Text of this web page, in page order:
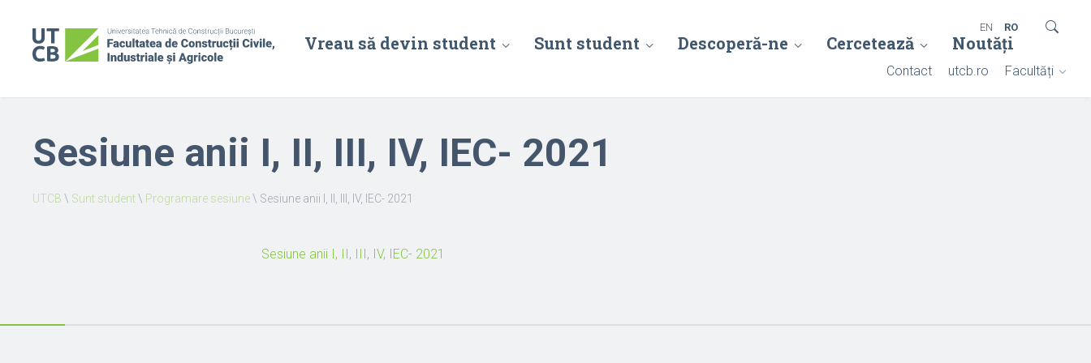
Vreau să devin student Sunt student Descoperă-ne Cercetează Noutăți
Contact utcb.ro Facultăți
EN RO
Sesiune anii I, II, III, IV, IEC- 2021
UTCB \ Sunt student\ Programare sesiune\ Sesiune anii I, II, III, IV, IEC- 2021
Sesiune anii I, II, III, IV, IEC- 2021